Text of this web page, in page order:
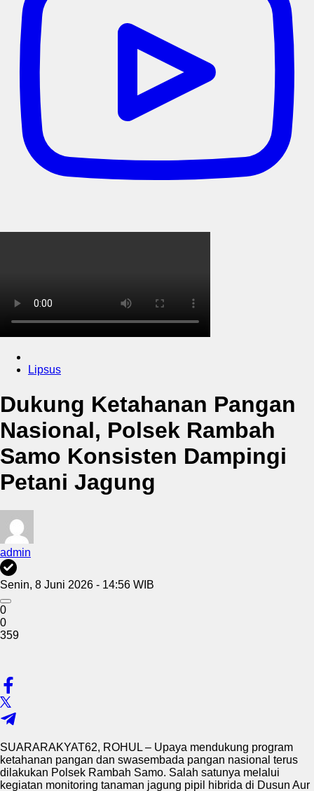
Lipsus
Dukung Ketahanan Pangan
Nasional, Polsek Rambah
Samo Konsisten Dampingi
Petani Jagung
admin
Senin, 8 Juni 2026 - 14:56 WIB
0
0
359
SUARARAKYAT62, ROHUL – Upaya mendukung program
ketahanan pangan dan swasembada pangan nasional terus
dilakukan Polsek Rambah Samo. Salah satunya melalui
kegiatan monitoring tanaman jagung pipil hibrida di Dusun Aur